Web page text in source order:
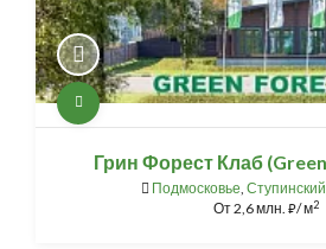
Грин Форест Клаб
Подмосковье, Ступинский
От2,6 млн. ⃏/ м2